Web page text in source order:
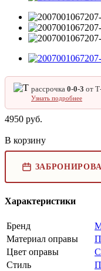
рассрочка 0‑0‑3 от
Узнать подробнее
4950 руб.
В корзину
Характеристики
Бренд
Материал оправы
Цвет оправы
Стиль